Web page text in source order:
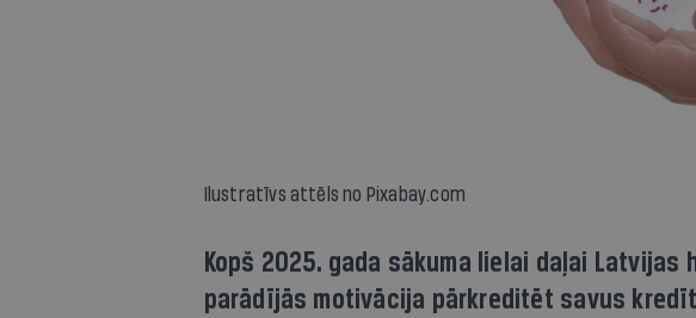
Ilustratīvs attēls no Pixabay.com
Kopš 2025. gada sākuma lielai daļai
parādījās motivācija pārkreditēt savus